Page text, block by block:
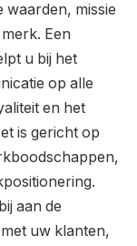
waarden, missie
Een
u bij het
op alle
en het
is gericht op
aan de
uw klanten,